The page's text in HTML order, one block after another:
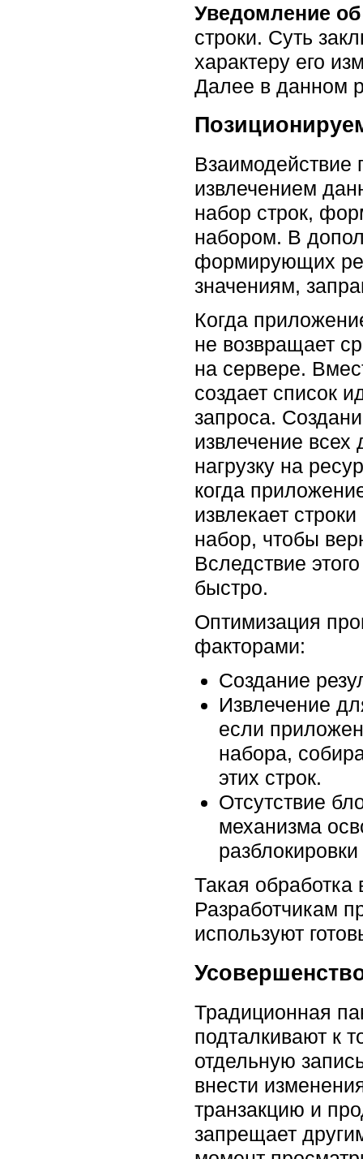
Уведомление
строки. Суть
характеру его
Далее в данном
Взаимодействие
извлечением
набор строк,
набором. В
формирующих
значениям,
Когда
не возвращает
на сервере.
создает список
запроса.
извлечение
нагрузку на
когда
извлекает
набор, чтобы
Вследствие
быстро.
Оптимизация
факторами:
Создание
Извлечение
если
набора,
этих строк.
Отсутствие
механизма
Такая обработка
Разработчикам
используют
Традиционная
подталкивают к
отдельную
внести
транзакцию и
запрещает